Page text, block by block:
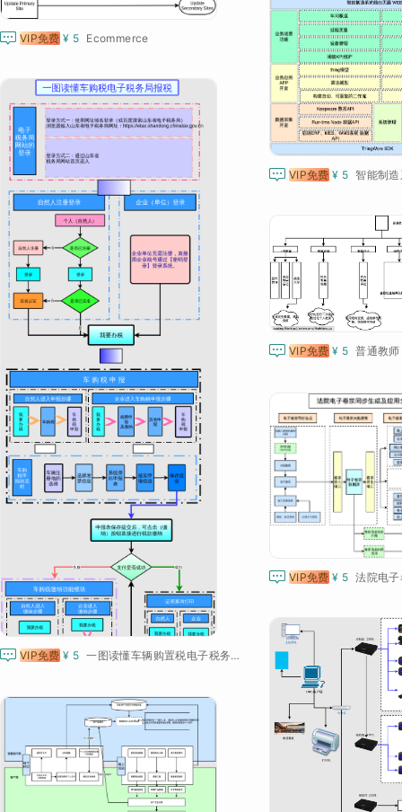
 VIP免费 ¥ 5 Ecommerce
 VIP免费 ¥ 5 智能制
 VIP免费 ¥ 5 一图读懂车辆购置税电子税务局申报
 VIP免费 ¥ 5 普通教师
 VIP免费 ¥ 5